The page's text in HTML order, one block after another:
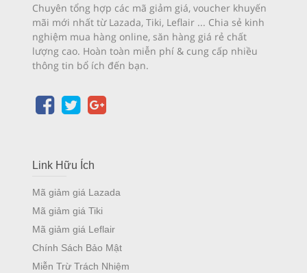
Chuyên tổng hợp các mã giảm giá, voucher khuyến
mãi mới nhất từ Lazada, Tiki, Leflair ... Chia sẻ kinh
nghiệm mua hàng online, săn hàng giá rẻ chất
lượng cao. Hoàn toàn miễn phí & cung cấp nhiều
thông tin bổ ích đến bạn.
Link Hữu Ích
Mã giảm giá Lazada
Mã giảm giá Tiki
Mã giảm giá Leflair
Chính Sách Bảo Mật
Miễn Trừ Trách Nhiệm